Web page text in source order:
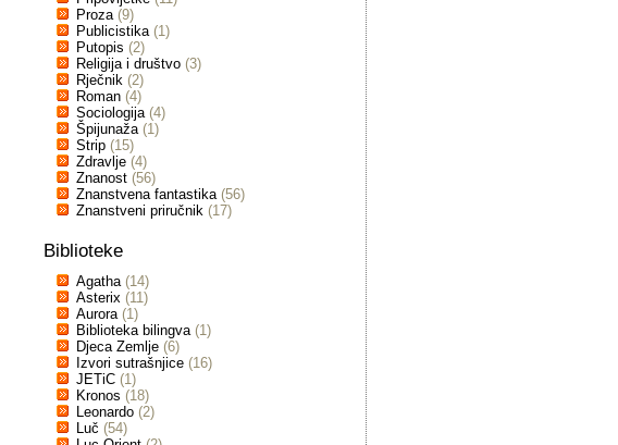
Proza (9)
Publicistika (1)
Putopis (2)
Religija i društvo (3)
Rječnik (2)
Roman (4)
Sociologija (4)
Špijunaža (1)
Strip (15)
Zdravlje (4)
Znanost (56)
Znanstvena fantastika (56)
Znanstveni priručnik (17)
Biblioteke
Agatha (14)
Asterix (11)
Aurora (1)
Biblioteka bilingva (1)
Djeca Zemlje (6)
Izvori sutrašnjice (16)
JETiC (1)
Kronos (18)
Leonardo (2)
Luč (54)